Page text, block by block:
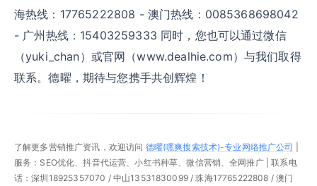
海热线：17765222808 - 澳门热线：0085368698042
- 广州热线：15403259333 同时，您也可以通过微信
（yuki_chan）或官网（www.dealhie.com）与我们取得
联系。德曜，期待与您携手共创辉煌！
了解更多营销推广资讯，欢迎访问 德曜(嘿爽搜索技术)-专业网络推广公司
服务：SEO优化、抖音代运营、小红书种草、微信营销、全网推广 | 联系电
话：深圳18925357070 / 中山13531830099 / 珠海17765222808 / 澳门